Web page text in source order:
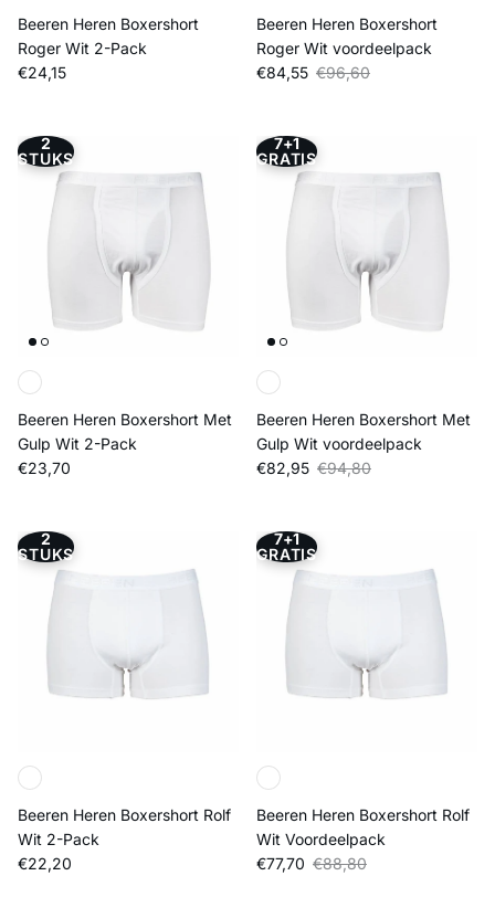
Beeren Heren Boxershort
Roger Wit 2-Pack
Reguliere prijs
€24,15
Beeren Heren Boxershort
Roger Wit voordeelpack
Verkoopprijs
€84,55 Reguliere prijs
€96,60
2
STUKS
Beeren Heren Boxershort Met
Gulp Wit 2-Pack
Reguliere prijs
€23,70
7+1
GRATIS
Beeren Heren Boxershort Met
Gulp Wit voordeelpack
Verkoopprijs
€82,95 Reguliere prijs
€94,80
2
STUKS
Beeren Heren Boxershort Rolf
Wit 2-Pack
Reguliere prijs
€22,20
7+1
GRATIS
Beeren Heren Boxershort Rolf
Wit Voordeelpack
Verkoopprijs
€77,70 Reguliere prijs
€88,80